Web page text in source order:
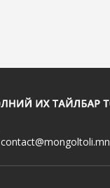
contact@mongoltoli.mn